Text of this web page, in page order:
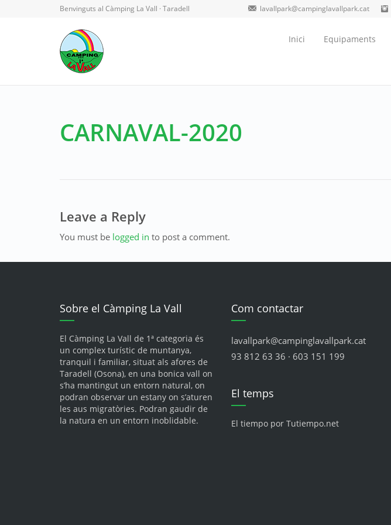
Benvinguts al Càmping La Vall · Taradell lavallpark@campinglavallpark.cat
Inici Equipaments
CARNAVAL-2020
Leave a Reply
You must be logged in to post a comment.
Sobre el Càmping La Vall
El Càmping La Vall de 1ª categoria és
un complex turístic de muntanya,
tranquil i familiar, situat als afores de
Taradell (Osona), en una bonica vall on
s’ha mantingut un entorn natural, on
podran observar un estany on s’aturen
les aus migratòries. Podran gaudir de
la natura en un entorn inoblidable.
Com contactar
lavallpark@campinglavallpark.cat
93 812 63 36 · 603 151 199
El temps
El tiempo por Tutiempo.net